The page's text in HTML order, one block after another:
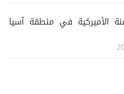
الأميركية في منطقة آسيا